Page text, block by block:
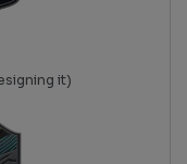
it)